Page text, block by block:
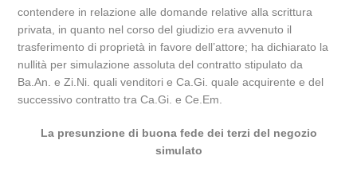
contendere in relazione alle domande relative alla scrittura
privata, in quanto nel corso del giudizio era avvenuto il
trasferimento di proprietà in favore dell’attore; ha dichiarato la
nullità per simulazione assoluta del contratto stipulato da
Ba.An. e Zi.Ni. quali venditori e Ca.Gi. quale acquirente e del
successivo contratto tra Ca.Gi. e Ce.Em.
La presunzione di buona fede dei terzi del negozio
simulato